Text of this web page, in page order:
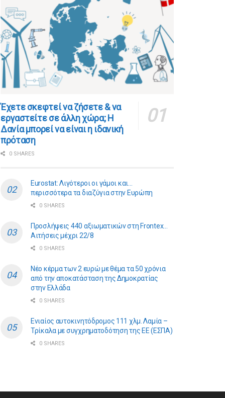
​​Έχετε σκεφτεί να ζήσετε & να
εργαστείτε σε άλλη χώρα; Η
Δανία μπορεί να είναι η ιδανική
πρόταση
0 SHARES
Eurostat: Λιγότεροι οι γάμοι και…
περισσότερα τα διαζύγια στην Ευρώπη
0 SHARES
Προσλήψεις 440 αξιωματικών στη Frontex…
Αιτήσεις μέχρι 22/8
0 SHARES
Νέο κέρμα των 2 ευρώ με θέμα τα 50 χρόνια
από την αποκατάσταση της Δημοκρατίας
στην Ελλάδα
0 SHARES
Ενιαίος αυτοκινητόδρομος 111 χλμ. Λαμία –
Τρίκαλα με συγχρηματοδότηση της ΕE (ΕΣΠΑ)
0 SHARES